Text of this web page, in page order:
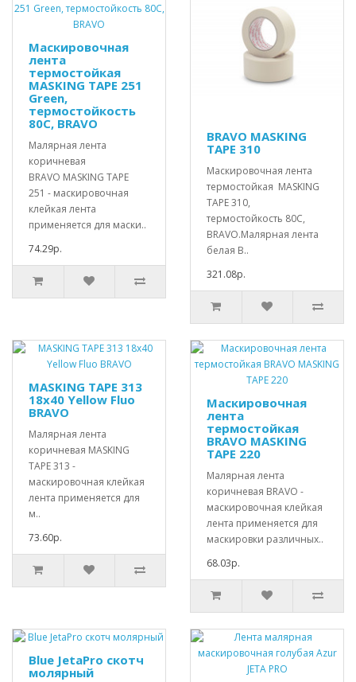
Маскировочная
лента
термостойкая
MASKING TAPE 251
Green,
термостойкость
80С, BRAVO
Малярная лента
коричневая
BRAVO MASKING TAPE
251 - маскировочная
клейкая лента
применяется для маски..
74.29р.
BRAVO MASKING
TAPE 310
Маскировочная лента
термостойкая MASKING
TAPE 310,
термостойкость 80С,
BRAVO.Малярная лента
белая B..
321.08р.
MASKING TAPE 313
18х40 Yellow Fluo
BRAVO
Малярная лента
коричневая MASKING
TAPE 313 -
маскировочная клейкая
лента применяется для
м..
73.60р.
Маскировочная
лента
термостойкая
BRAVO MASKING
TAPE 220
Малярная лента
коричневая BRAVO -
маскировочная клейкая
лента применяется для
маскировки различных..
68.03р.
Blue JetaPro скотч
молярный